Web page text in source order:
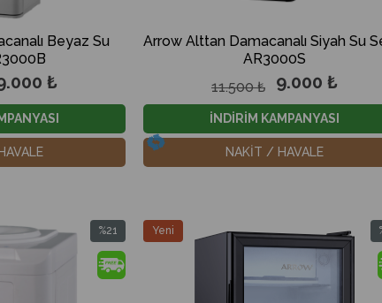
Beyaz Su
₺
Arrow Alttan Damacanalı Siyah Su
AR3000S
9.000 ₺
11.500 ₺
İNDİRİM KAMPANYASI
NAKİT / HAVALE
%21
İndirim
%21İndirim
Yeni